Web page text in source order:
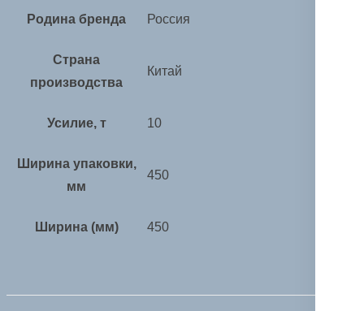
Родина бренда Россия
Страна
производства
Китай
Усилие, т 10
Ширина упаковки,
мм
450
Ширина (мм) 450